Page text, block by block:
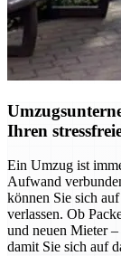
Ihren
Ein Umzug ist
Aufwand
können Sie sich
verlassen. Ob
und neuen Mieter
damit Sie sich auf